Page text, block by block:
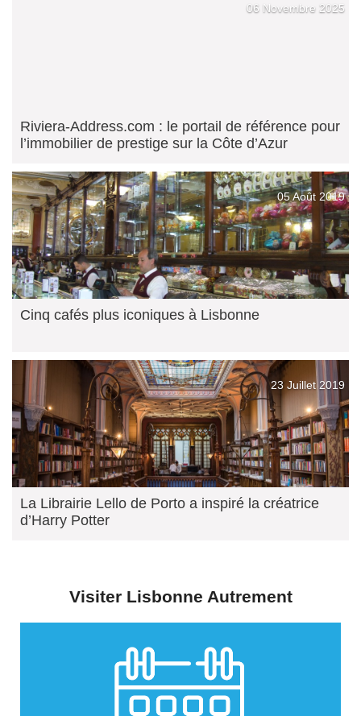
06 Novembre 2025
Riviera-Address.com : le portail de référence pour
l’immobilier de prestige sur la Côte d’Azur
05 Août 2019
Cinq cafés plus iconiques à Lisbonne
23 Juillet 2019
La Librairie Lello de Porto a inspiré la créatrice
d’Harry Potter
Visiter Lisbonne Autrement